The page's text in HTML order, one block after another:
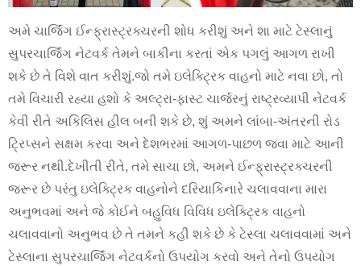
અમે ચાર્જિંગ ઈન્ફ્રાસ્ટ્રક્ચરની શોધ કરીશું અને શા માટે ટેસ્લાનું
સુપરચાર્જિંગ નેટવર્ક તેમને બાકીના કરતાં એક પગલું આગળ રાખી
શકે છે તે વિશે વાત કરીશું.જો તમે ઇલેક્ટ્રિક વાહનો માટે નવા છો, તો
તમે વિચારી રહ્યા હશો કે અલ્ટ્રા-ફાસ્ટ ચાર્જરનું રાષ્ટ્રવ્યાપી નેટવર્ક
કેવી રીતે અકિલિસ હીલ બની શકે છે, શું અમને લાંબા-અંતરની રોડ
ટ્રિપ્સને સક્ષમ કરવા અને દેશભરમાં આગળ-પાછળ જવા માટે આની
જરૂર નથી.દેખીતી રીતે, તમે સાચા છો, અમને ઈન્ફ્રાસ્ટ્રક્ચરની
જરૂર છે પરંતુ ઇલેક્ટ્રિક વાહનોને દરિયાકિનારે ચલાવવાના મારા
અનુભવમાં અને જે કોઈને બહુવિધ વિવિધ ઇલેક્ટ્રિક વાહનો
ચલાવવાનો અનુભવ છે તે તમને કહી શકે છે કે ટેસ્લા ચલાવવામાં અને
ટેસ્લાના સુપરચાર્જિંગ નેટવર્કનો ઉપયોગ કરવો અને તેનો ઉપયોગ